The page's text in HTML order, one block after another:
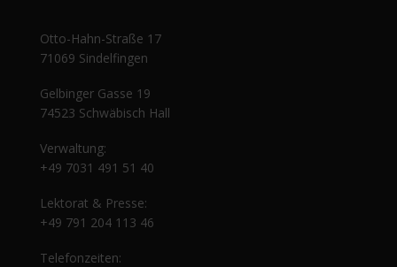
Otto-Hahn-Straße 17
71069 Sindelfingen
Gelbinger Gasse 19
74523 Schwäbisch Hall
Verwaltung:
+49 7031 491 51 40
Lektorat & Presse:
+49 791 204 113 46
Telefonzeiten: